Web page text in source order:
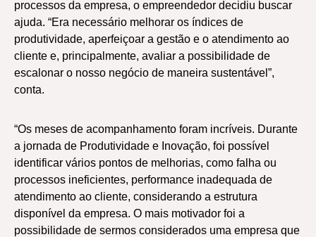
processos da empresa, o empreendedor decidiu buscar
ajuda. “Era necessário melhorar os índices de
produtividade, aperfeiçoar a gestão e o atendimento ao
cliente e, principalmente, avaliar a possibilidade de
escalonar o nosso negócio de maneira sustentável”,
conta.
“Os meses de acompanhamento foram incríveis. Durante
a jornada de Produtividade e Inovação, foi possível
identificar vários pontos de melhorias, como falha ou
processos ineficientes, performance inadequada de
atendimento ao cliente, considerando a estrutura
disponível da empresa. O mais motivador foi a
possibilidade de sermos considerados uma empresa que